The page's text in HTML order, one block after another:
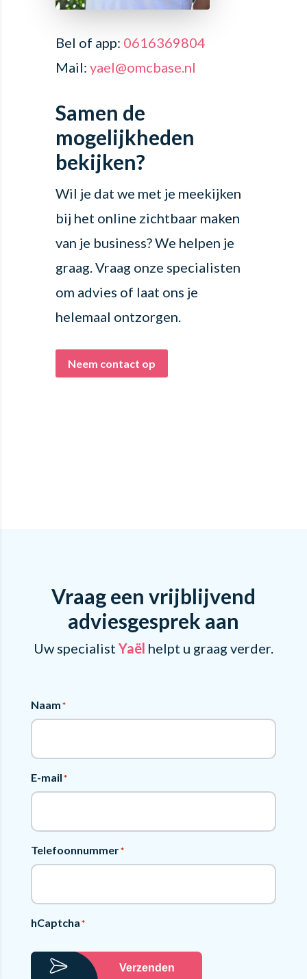
Bel of app: 0616369804
Mail: yael@omcbase.nl
Samen de
mogelijkheden
bekijken?
Wil je dat we met je meekijken
bij het online zichtbaar maken
van je business? We helpen je
graag. Vraag onze specialisten
om advies of laat ons je
helemaal ontzorgen.
Neem contact op
Vraag een vrijblijvend
adviesgesprek aan
Uw specialist Yaël helpt u graag verder.
Naam*
E-mail*
Telefoonnummer*
hCaptcha*
Verzenden